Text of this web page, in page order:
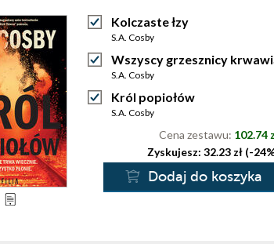
Kolczaste łzy
S.A. Cosby
Wszyscy grzesznicy
S.A. Cosby
Król popiołów
S.A. Cosby
Cena zestawu: 102.74
Zyskujesz: 32.23 zł (-
Dodaj do koszyka